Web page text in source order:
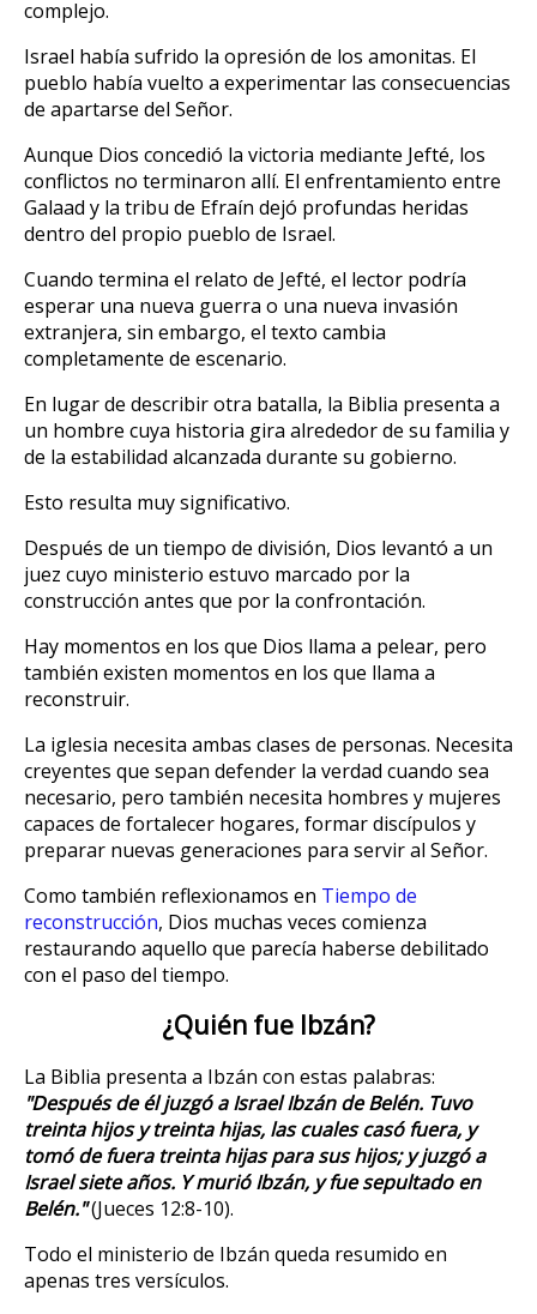
complejo.
Israel había sufrido la opresión de los amonitas. El
pueblo había vuelto a experimentar las consecuencias
de apartarse del Señor.
Aunque Dios concedió la victoria mediante Jefté, los
conflictos no terminaron allí. El enfrentamiento entre
Galaad y la tribu de Efraín dejó profundas heridas
dentro del propio pueblo de Israel.
Cuando termina el relato de Jefté, el lector podría
esperar una nueva guerra o una nueva invasión
extranjera, sin embargo, el texto cambia
completamente de escenario.
En lugar de describir otra batalla, la Biblia presenta a
un hombre cuya historia gira alrededor de su familia y
de la estabilidad alcanzada durante su gobierno.
Esto resulta muy significativo.
Después de un tiempo de división, Dios levantó a un
juez cuyo ministerio estuvo marcado por la
construcción antes que por la confrontación.
Hay momentos en los que Dios llama a pelear, pero
también existen momentos en los que llama a
reconstruir.
La iglesia necesita ambas clases de personas. Necesita
creyentes que sepan defender la verdad cuando sea
necesario, pero también necesita hombres y mujeres
capaces de fortalecer hogares, formar discípulos y
preparar nuevas generaciones para servir al Señor.
Como también reflexionamos en Tiempo de
reconstrucción, Dios muchas veces comienza
restaurando aquello que parecía haberse debilitado
con el paso del tiempo.
¿Quién fue Ibzán?
La Biblia presenta a Ibzán con estas palabras:
"Después de él juzgó a Israel Ibzán de Belén. Tuvo
treinta hijos y treinta hijas, las cuales casó fuera, y
tomó de fuera treinta hijas para sus hijos; y juzgó a
Israel siete años. Y murió Ibzán, y fue sepultado en
Belén."(Jueces 12:8-10).
Todo el ministerio de Ibzán queda resumido en
apenas tres versículos.